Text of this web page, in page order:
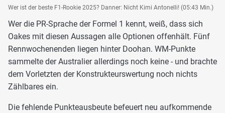
Wer ist der beste F1-Rookie 2025? Danner: Nicht Kimi Antonelli! (05:43 Min.)
Wer die PR-Sprache der Formel 1 kennt, weiß, dass sich
Oakes mit diesen Aussagen alle Optionen offenhält. Fünf
Rennwochenenden liegen hinter Doohan. WM-Punkte
sammelte der Australier allerdings noch keine - und brachte
dem Vorletzten der Konstrukteurswertung noch nichts
Zählbares ein.
Die fehlende Punkteausbeute befeuert neu aufkommende